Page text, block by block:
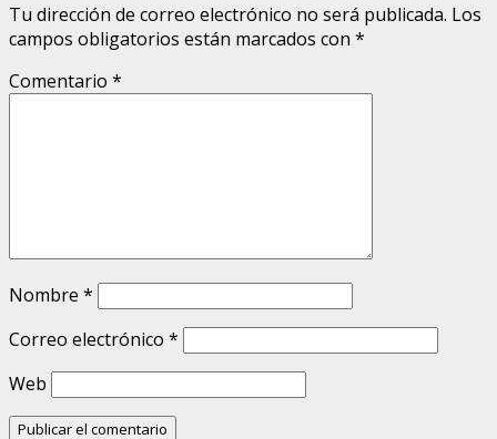
Tu dirección de correo electrónico no será publicada. Los
campos obligatorios están marcados con *
Comentario *
Nombre *
Correo electrónico *
Web